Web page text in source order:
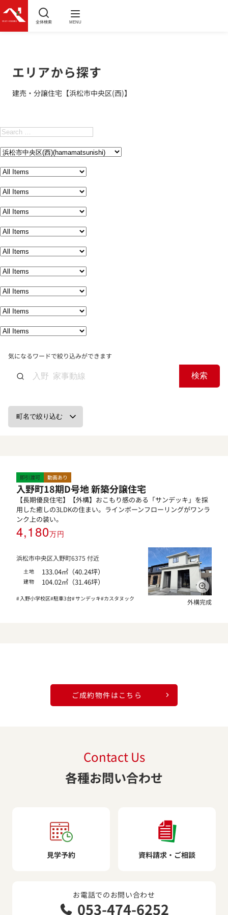
全体検索 MENU
エリアから探す
建売・分譲住宅【浜松市中央区(西)】
気になるワードで絞り込みができます
検索
即引渡可 動画あり
入野町18期D号地 新築分譲住宅
【長期優良住宅】【外構】おこもり感のある「サンデッキ」を採
用した癒しの3LDKの住まい。ラインボーンフローリングがワンラ
ンク上の装い。
4,180万円
浜松市中央区入野町6375 付近
土地 133.04㎡（40.24坪）
建物 104.02㎡（31.46坪）
入野小学校区 駐車3台 サンデッキ カスタヌック 外構完成
ご成約物件はこちら
Contact Us
各種お問い合わせ
見学予約 資料請求・ご相談
お電話でのお問い合わせ
053-474-6252